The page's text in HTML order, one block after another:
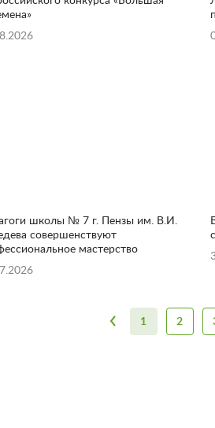
школы № 7 г. Пензы им. В.И.
совершенствуют
мастерство
1 2